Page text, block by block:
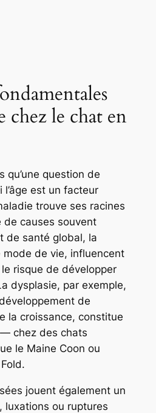
chez le chat en
qu’une question de
est un facteur
trouve ses racines
de causes souvent
de santé global, la
mode de vie, influencent
risque de développer
dysplasie, par exemple,
de
la croissance, constitue
chez des chats
le Maine Coon ou
jouent également un
luxations ou ruptures